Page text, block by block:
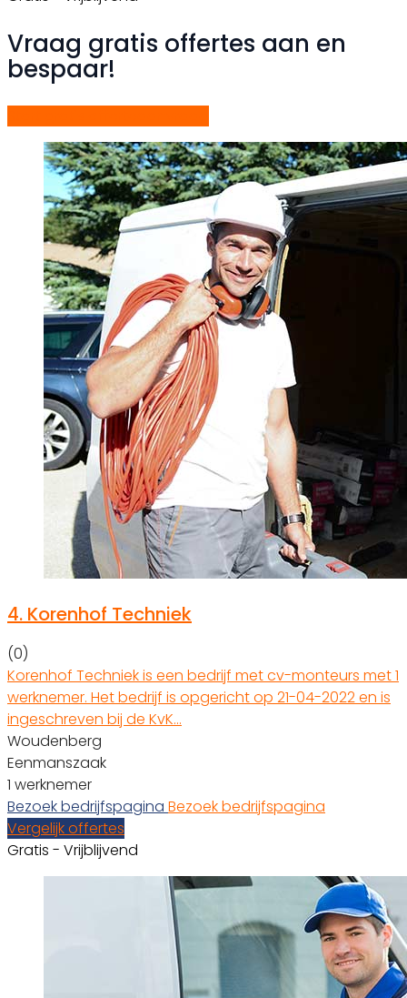
Vraag gratis offertes aan en
bespaar!
4. Korenhof Techniek
(0)
Korenhof Techniek is een bedrijf met cv-monteurs met 1
werknemer. Het bedrijf is opgericht op 21-04-2022 en is
ingeschreven bij de KvK…
Woudenberg
Eenmanszaak
1 werknemer
Bezoek bedrijfspagina Bezoek bedrijfspagina
Vergelijk offertes
Gratis - Vrijblijvend